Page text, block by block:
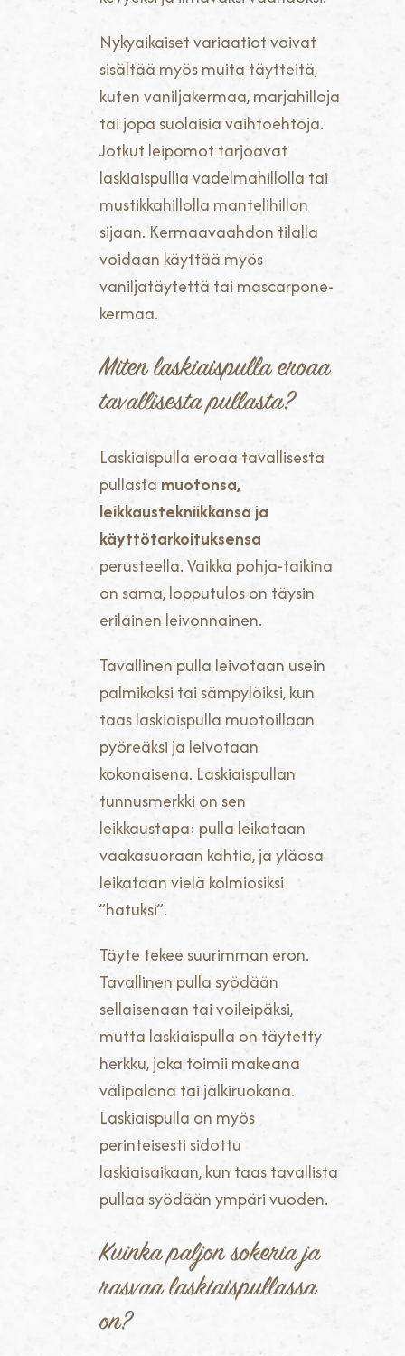
Nykyaikaiset variaatiot voivat
sisältää myös muita täytteitä,
kuten vaniljakermaa, marjahilloja
tai jopa suolaisia vaihtoehtoja.
Jotkut leipomot tarjoavat
laskiaispullia vadelmahillolla tai
mustikkahillolla mantelihillon
sijaan. Kermaavaahdon tilalla
voidaan käyttää myös
vaniljatäytettä tai mascarpone-
kermaa.
Miten laskiaispulla eroaa
tavallisesta pullasta?
Laskiaispulla eroaa tavallisesta
pullasta muotonsa,
leikkaustekniikkansa ja
käyttötarkoituksensa
perusteella. Vaikka pohja-taikina
on sama, lopputulos on täysin
erilainen leivonnainen.
Tavallinen pulla leivotaan usein
palmikoksi tai sämpylöiksi, kun
taas laskiaispulla muotoillaan
pyöreäksi ja leivotaan
kokonaisena. Laskiaispullan
tunnusmerkki on sen
leikkaustapa: pulla leikataan
vaakasuoraan kahtia, ja yläosa
leikataan vielä kolmiosiksi
”hatuksi”.
Täyte tekee suurimman eron.
Tavallinen pulla syödään
sellaisenaan tai voileipäksi,
mutta laskiaispulla on täytetty
herkku, joka toimii makeana
välipalana tai jälkiruokana.
Laskiaispulla on myös
perinteisesti sidottu
laskiaisaikaan, kun taas tavallista
pullaa syödään ympäri vuoden.
Kuinka paljon sokeria ja
rasvaa laskiaispullassa
on?